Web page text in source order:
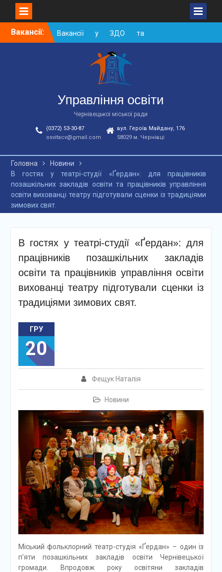
SkipВакансії:
Вакансії у ЗДО та
дошкільних підрозділах
ЗЗСО станом на
01.08.2026 р.
Вакансії ЗЗСО серпень
Вакансії ЗЗСО червень
2026
Управління освіти
Чернівецької міської ради
(0372) 53-30-87
osvitacv@gmail.com
вул. Героїв Майдану, 176
58029 м. Чернівці
Головна
Новини
В гостях у театрі-студії «Ґердан»: для працівників
позашкільних закладів освіти та працівників управління
освіти вихованці театру підготували сценки із традиціями
зимових свят.
В гостях у театрі-студії «Ґердан»: для
працівників позашкільних закладів
освіти та працівників управління освіти
вихованці театру підготували сценки із
традиціями зимових свят.
ГРУ
20
Фещук Наталія
Новини
Міський фольклорний театр-студія «Ґердан» – один із
п’яти позашкільних закладів освіти Чернівецької
громади. Впродовж року освітяни закладів